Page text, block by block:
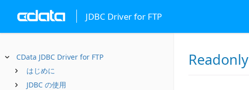
JDBC Driver for FTP
CData JDBC Driver for FTP
はじめに
JDBC の使用
Readonly